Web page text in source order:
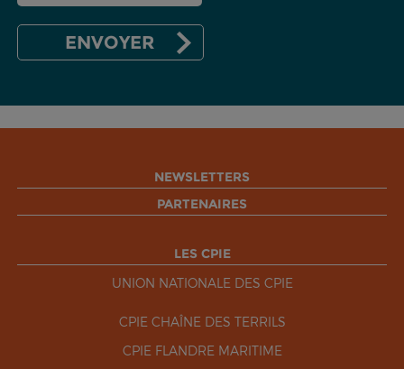
NEWSLETTERS
PARTENAIRES
LES CPIE
UNION NATIONALE DES CPIE
CPIE CHAÎNE DES TERRILS
CPIE FLANDRE MARITIME